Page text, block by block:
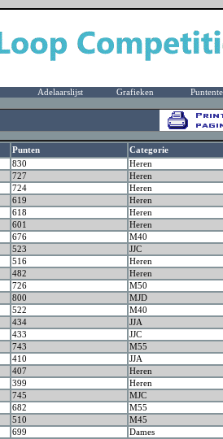
Adelaarslijst Grafieken
Punten
Categorie
830
Heren
727
Heren
724
Heren
619
Heren
618
Heren
601
Heren
676
M40
523
JJC
516
Heren
482
Heren
726
M50
800
MJD
522
M40
434
JJA
433
JJC
743
M55
410
JJA
407
Heren
399
Heren
745
MJC
682
M55
510
M45
699
Dames